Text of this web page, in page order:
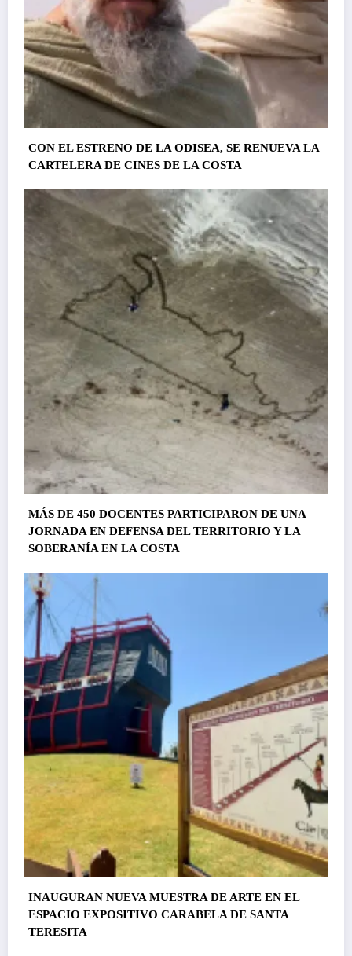
CON EL ESTRENO DE LA ODISEA, SE RENUEVA LA
CARTELERA DE CINES DE LA COSTA
MÁS DE 450 DOCENTES PARTICIPARON DE UNA
JORNADA EN DEFENSA DEL TERRITORIO Y LA
SOBERANÍA EN LA COSTA
INAUGURAN NUEVA MUESTRA DE ARTE EN EL
ESPACIO EXPOSITIVO CARABELA DE SANTA
TERESITA